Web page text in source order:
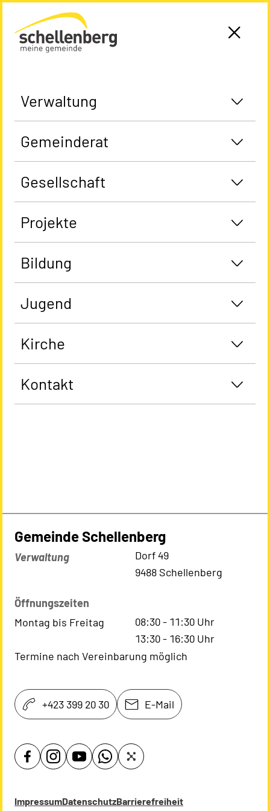
Gemeinde Schellenberg Startseite
Verwaltung
Gemeinderat
Gesellschaft
Projekte
Bildung
Jugend
Kirche
Kontakt
Gemeinde Schellenberg
Verwaltung
Dorf 49
9488 Schellenberg
Öffnungszeiten
Montag bis Freitag
08:30- 11:30 Uhr
13:30- 16:30 Uhr
Termine nach Vereinbarung möglich
+423 399 20 30 E-Mail
ImpressumDatenschutzBarrierefreiheit